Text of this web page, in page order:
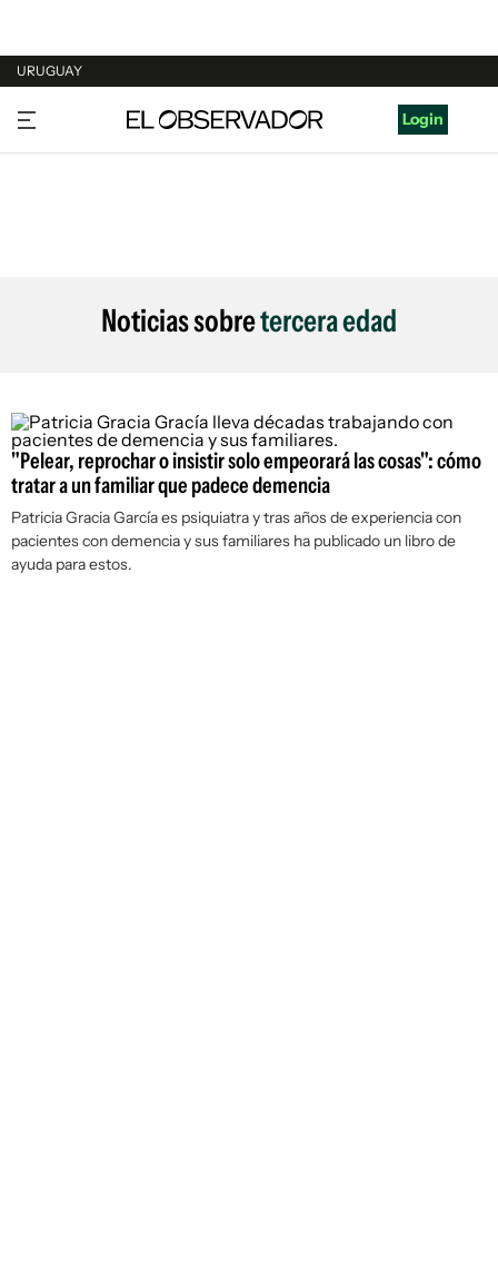
URUGUAY
URUGUAY
ARGENTINA
Login
Noticias sobretercera edad
"Pelear, reprochar o insistir solo empeorará las cosas": cómo
tratar a un familiar que padece demencia
Patricia Gracia García es psiquiatra y tras años de experiencia con
pacientes con demencia y sus familiares ha publicado un libro de
ayuda para estos.